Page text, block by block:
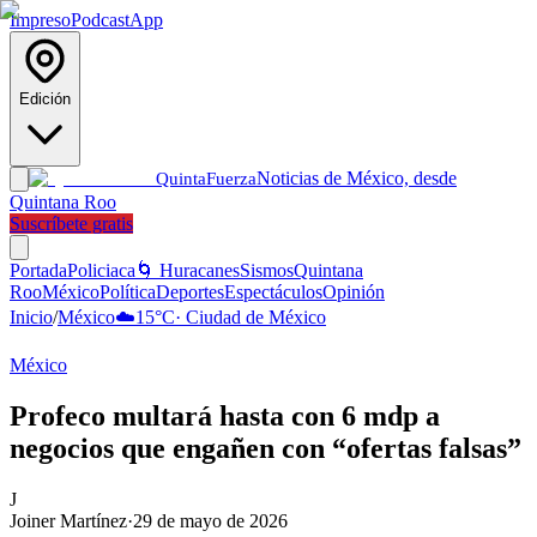
ImpresoPodcastApp
Edición
QuintaFuerzaNoticias de México, desde
Quintana Roo
Suscríbete gratis
PortadaPoliciaca 🌀 HuracanesSismosQuintana
RooMéxicoPolíticaDeportesEspectáculosOpinión
Inicio/México☁️15°C· Ciudad de México
México
Profeco multará hasta con 6 mdp a
negocios que engañen con “ofertas falsas”
J
Joiner Martínez·29 de mayo de 2026